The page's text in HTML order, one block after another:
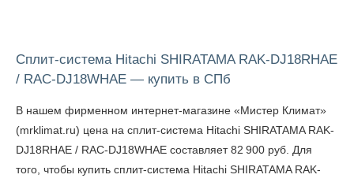
Сплит-система Hitachi SHIRATAMA RAK-DJ18RHAE
/ RAC-DJ18WHAE — купить в СПб
В нашем фирменном интернет-магазине «Мистер Климат»
(mrklimat.ru) цена на сплит-система Hitachi SHIRATAMA RAK-
DJ18RHAE / RAC-DJ18WHAE составляет 82 900 руб. Для
того, чтобы купить сплит-система Hitachi SHIRATAMA RAK-